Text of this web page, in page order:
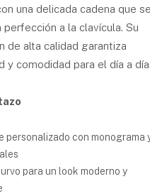
una delicada cadena que se
perfección a la clavícula. Su
de alta calidad garantiza
y comodidad para el día a día.
personalizado con monograma
para un look moderno y